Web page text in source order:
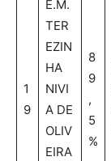
1
9
E.M.
TER
EZIN
HA
NIVI
A DE
OLIV
EIRA
8
9
,
5
%